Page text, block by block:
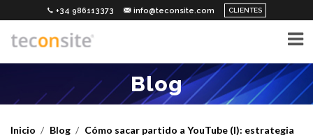
+34 986113373 info@teconsite.com CLIENTES
Blog
Inicio Blog Cómo sacar partido a YouTube (I): estrategia